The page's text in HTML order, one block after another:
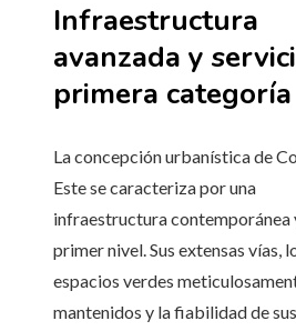
Infraestructura
avanzada y
primera categoría
La concepción urbanística de
Este se caracteriza por una
infraestructura contemporánea
primer nivel. Sus extensas vías,
espacios verdes
mantenidos y la fiabilidad de